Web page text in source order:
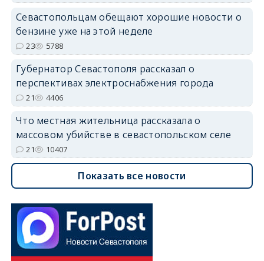
Севастопольцам обещают хорошие новости о
бензине уже на этой неделе
23 5788
Губернатор Севастополя рассказал о
перспективах электроснабжения города
21 4406
Что местная жительница рассказала о
массовом убийстве в севастопольском селе
21 10407
Показать все новости